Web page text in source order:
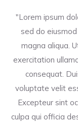
"Lorem ipsum
sed do
magna aliqua.
exercitation
consequat.
voluptate velit
Excepteur sint
culpa qui officia